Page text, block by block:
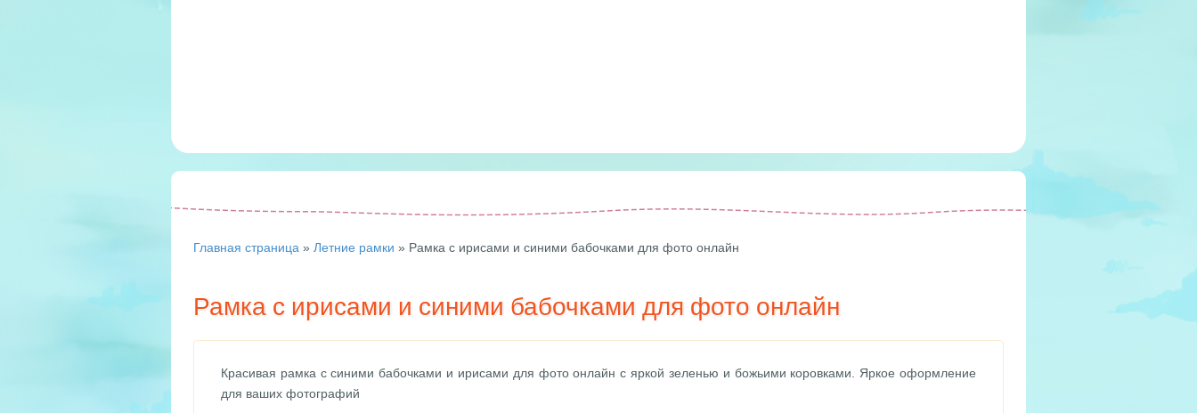
Главная страница » Летние рамки » Рамка с ирисами и синими бабочками для фото онлайн
Рамка с ирисами и синими бабочками для фото онлайн
Красивая рамка с синими бабочками и ирисами для фото онлайн с яркой зеленью и божьими коровками. Яркое оформление
для ваших фотографий